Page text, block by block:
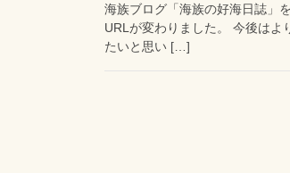
海族ブログ「海族の好海日誌」
URLが変わりました。 今後はよ
たいと思い […]